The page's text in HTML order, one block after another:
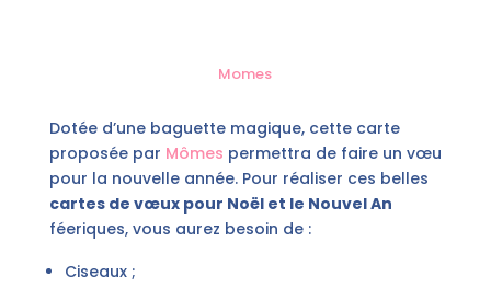
Momes
Dotée d’une baguette magique, cette carte
proposée par Mômes permettra de faire un vœu
pour la nouvelle année. Pour réaliser ces belles
cartes de vœux pour Noël et le Nouvel An
féeriques, vous aurez besoin de :
Ciseaux ;